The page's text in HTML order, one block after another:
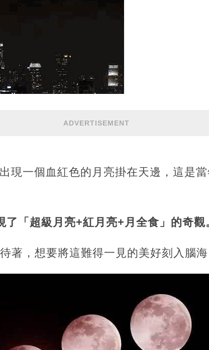
ADVERTISEMENT
現一個血紅色的月亮掛在天邊，這是
了「超級月亮+紅月亮+月全食」的奇觀
著，想要將這難得一見的美好刻入腦